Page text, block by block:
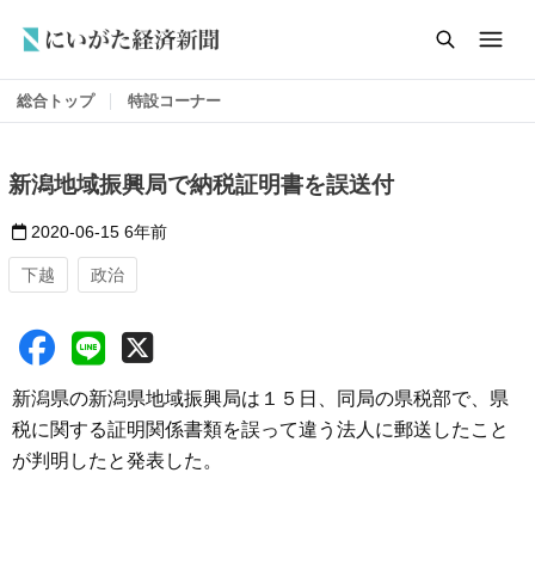
総合トップ 特設コーナー
新潟地域振興局で納税証明書を誤送付
2020-06-15 6年前
下越 政治
新潟県の新潟県地域振興局は１５日、同局の県税部で、県
税に関する証明関係書類を誤って違う法人に郵送したこと
が判明したと発表した。